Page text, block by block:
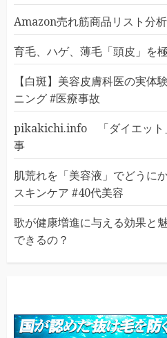
Amazon売れ筋商品リスト分析
育毛、ハゲ、薄毛「頭皮」を
【白斑】美容皮膚科医の実体
ニング #医療事故
pikakichi.info 「ダイエット
事
肌荒れを「美容液」でどうに
スキンケア #40代美容
歌が健康増進に与える効果と
できるの？